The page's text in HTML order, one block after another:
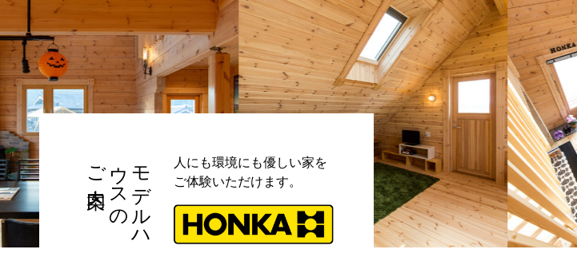
モ
デ
ル
ハ
ウ
ス
の
ご案内
人にも環境にも優しい家を
ご体験いただけます。